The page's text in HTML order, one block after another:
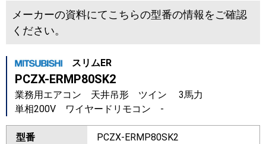
メーカーの資料にてこちらの型番の情報をご確認
ください。
スリムER
PCZX-ERMP80SK2
業務用エアコン 天井吊形 ツイン 3馬力
単相200V ワイヤードリモコン -
型番 PCZX-ERMP80SK2